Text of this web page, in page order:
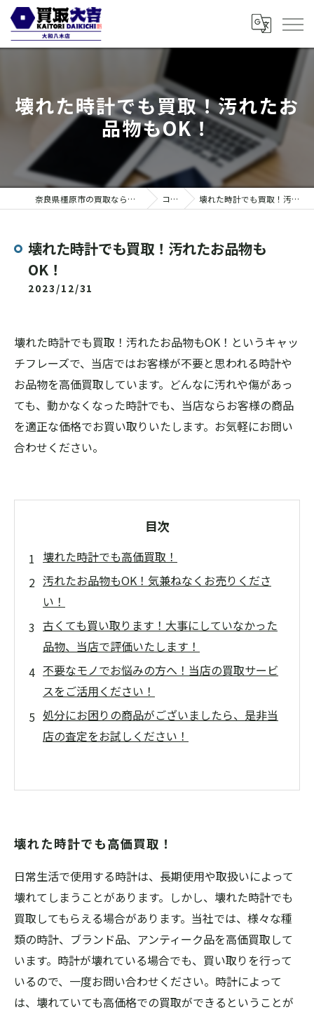
壊れた時計でも買取！汚れたお
品物もOK！
奈良県橿原市の買取なら買取大吉 大和八木店 コラム 壊れた時計でも買取！汚れたお品物もOK！
壊れた時計でも買取！汚れたお品物も
OK！
2023/12/31
壊れた時計でも買取！汚れたお品物もOK！というキャッ
チフレーズで、当店ではお客様が不要と思われる時計や
お品物を高価買取しています。どんなに汚れや傷があっ
ても、動かなくなった時計でも、当店ならお客様の商品
を適正な価格でお買い取りいたします。お気軽にお問い
合わせください。
目次
壊れた時計でも高価買取！
汚れたお品物もOK！気兼ねなくお売りくださ
い！
古くても買い取ります！大事にしていなかった
品物、当店で評価いたします！
不要なモノでお悩みの方へ！当店の買取サービ
スをご活用ください！
処分にお困りの商品がございましたら、是非当
店の査定をお試しください！
壊れた時計でも高価買取！
日常生活で使用する時計は、長期使用や取扱いによって
壊れてしまうことがあります。しかし、壊れた時計でも
買取してもらえる場合があります。当社では、様々な種
類の時計、ブランド品、アンティーク品を高価買取して
います。時計が壊れている場合でも、買い取りを行って
いるので、一度お問い合わせください。時計によって
は、壊れていても高価格での買取ができるということが